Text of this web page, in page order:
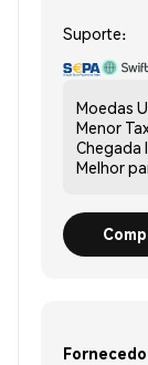
Suporte:
Moedas
Menor
Chegada
Melhor